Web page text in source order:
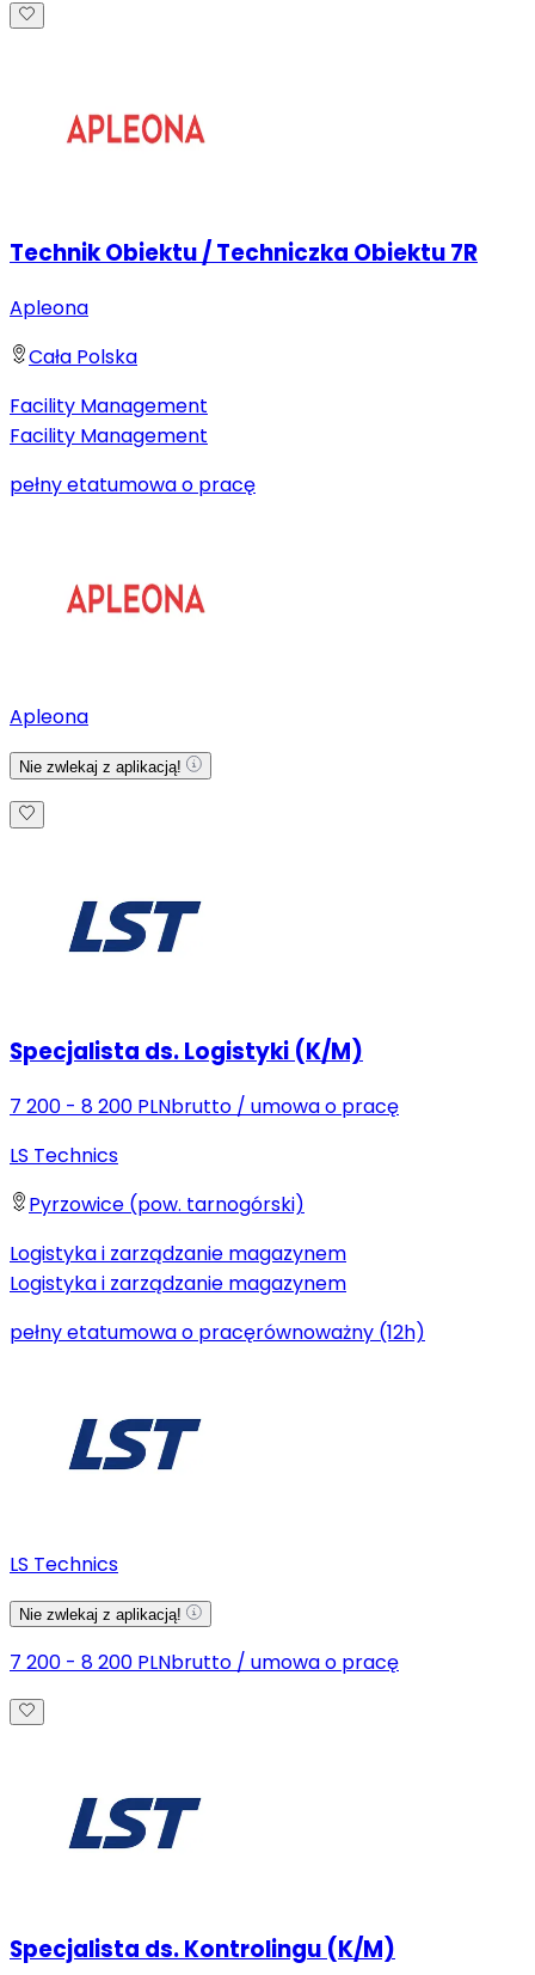
Technik Obiektu / Techniczka Obiektu 7R
Apleona
Cała Polska
Facility Management
Facility Management
pełny etatumowa o pracę
Apleona
Nie zwlekaj z aplikacją!
Specjalista ds. Logistyki (K/M)
7 200 - 8 200 PLNbrutto / umowa o pracę
LS Technics
Pyrzowice (pow. tarnogórski)
Logistyka i zarządzanie magazynem
Logistyka i zarządzanie magazynem
pełny etatumowa o pracęrównoważny (12h)
LS Technics
Nie zwlekaj z aplikacją!
7 200 - 8 200 PLNbrutto / umowa o pracę
Specjalista ds. Kontrolingu (K/M)